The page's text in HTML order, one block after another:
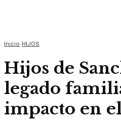
Inicio HIJOS
Hijos de
legado
impacto en